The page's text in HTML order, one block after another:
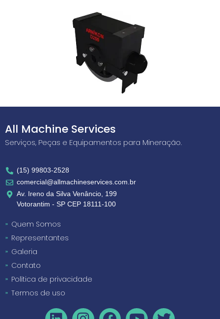
All Machine Services
Serviços, Peças e Equipamentos para Mineração.
(15) 99803-2528
comercial@allmachineservices.com.br
Av. Ireno da Silva Venâncio, 199
Votorantim - SP CEP 18111-100
Quem Somos
Representantes
Galeria
Contato
Política de privacidade
Termos de uso